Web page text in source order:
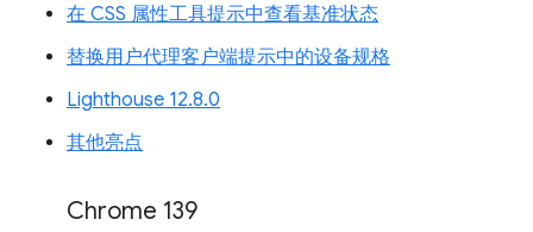
在 CSS 属性工具提示中查看基准状态
替换用户代理客户端提示中的设备规格
Lighthouse 12.8.0
其他亮点
Chrome 139